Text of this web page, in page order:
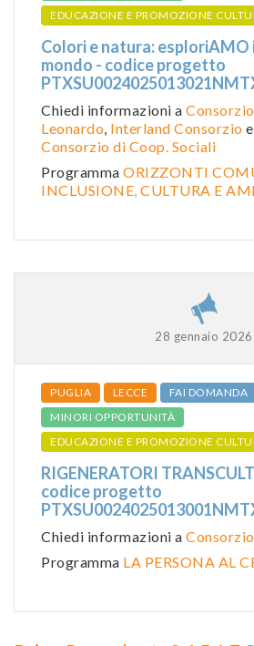
EDUCAZIONE E PROMOZIONE
Colori e natura: esploriAMO
mondo - codice progetto
Chiedi informazioni a Consorzio
Leonardo, Interland Consorzio e
Consorzio di Coop. Sociali
Programma ORIZZONTI
INCLUSIONE, CULTURA E
28 gennaio 2026
PUGLIA LECCE FAI DOMANDA
MINORI OPPORTUNITÀ
EDUCAZIONE E PROMOZIONE
RIGENERATORI
codice progetto
Chiedi informazioni a
Programma LA PERSONA AL